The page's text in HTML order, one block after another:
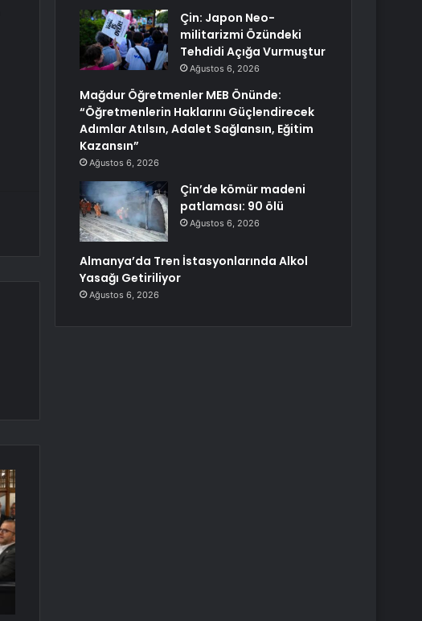
Çin: Japon Neo-
militarizmi Özündeki
Tehdidi Açığa Vurmuştur
Ağustos 6, 2026
Mağdur Öğretmenler MEB Önünde:
“Öğretmenlerin Haklarını Güçlendirecek
Adımlar Atılsın, Adalet Sağlansın, Eğitim
Kazansın”
Ağustos 6, 2026
Çin’de kömür madeni
patlaması: 90 ölü
Ağustos 6, 2026
Almanya’da Tren İstasyonlarında Alkol
Yasağı Getiriliyor
Ağustos 6, 2026